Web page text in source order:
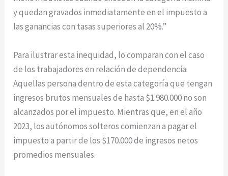
y quedan gravados inmediatamente en el impuesto a
las ganancias con tasas superiores al 20%.”
Para ilustrar esta inequidad, lo comparan con el caso
de los trabajadores en relación de dependencia.
Aquellas persona dentro de esta categoría que tengan
ingresos brutos mensuales de hasta $1.980.000 no son
alcanzados por el impuesto. Mientras que, en el año
2023, los autónomos solteros comienzan a pagar el
impuesto a partir de los $170.000 de ingresos netos
promedios mensuales.